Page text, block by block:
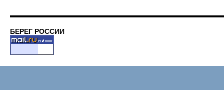
БЕРЕГ РОССИИ